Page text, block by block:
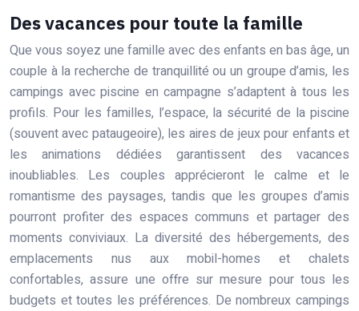
Des vacances pour toute la famille
Que vous soyez une famille avec des enfants en bas âge, un
couple à la recherche de tranquillité ou un groupe d’amis, les
campings avec piscine en campagne s’adaptent à tous les
profils. Pour les familles, l’espace, la sécurité de la piscine
(souvent avec pataugeoire), les aires de jeux pour enfants et
les animations dédiées garantissent des vacances
inoubliables. Les couples apprécieront le calme et le
romantisme des paysages, tandis que les groupes d’amis
pourront profiter des espaces communs et partager des
moments conviviaux. La diversité des hébergements, des
emplacements nus aux mobil-homes et chalets
confortables, assure une offre sur mesure pour tous les
budgets et toutes les préférences. De nombreux campings